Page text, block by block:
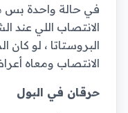
في حالة واحدة
الانتصاب اللي
البروستاتا ، لو
الانتصاب ومعاه
حرقان في البول